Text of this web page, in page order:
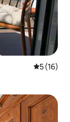
5 (16)